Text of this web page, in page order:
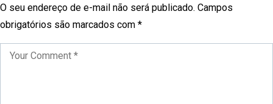
O seu endereço de e-mail não será publicado. Campos
obrigatórios são marcados com *